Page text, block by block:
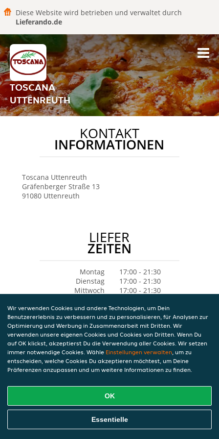
Diese Website wird betrieben und verwaltet durch
Lieferando.de
TOSCANA
UTTENREUTH
KONTAKT
INFORMATIONEN
Toscana Uttenreuth
Gräfenberger Straße 13
91080 Uttenreuth
LIEFER
ZEITEN
Montag
17:00 - 21:30
Dienstag
17:00 - 21:30
Mittwoch
17:00 - 21:30
Freitag
11:00 - 21:30
Samstag
11:00 - 21:30
Sonntag
11:00 - 21:30
Wir verwenden Cookies und andere Technologien, um Dein
Benutzererlebnis zu verbessern und zu personalisieren, für Analysen zur
Optimierung und Werbung in Zusammenarbeit mit Dritten. Wir
verwenden unsere eigenen Cookies und Cookies von Dritten. Wenn Du
auf OK klickst, akzeptierst Du die Verwendung aller Cookies. Wir setzen
immer notwendige Cookies. Wähle Einstellungen verwalten, um zu
entscheiden, welche Cookies Du akzeptieren möchtest, um Deine
Präferenzen anzupassen und um weitere Informationen zu finden.
OK
Essentielle